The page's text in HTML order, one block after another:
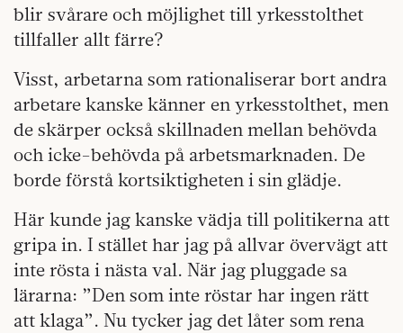
blir svårare och möjlighet till yrkesstolthet
tillfaller allt färre?
Visst, arbetarna som rationaliserar bort andra
arbetare kanske känner en yrkesstolthet, men
de skärper också skillnaden mellan behövda
och icke-behövda på arbetsmarknaden. De
borde förstå kortsiktigheten i sin glädje.
Här kunde jag kanske vädja till politikerna att
gripa in. I stället har jag på allvar övervägt att
inte rösta i nästa val. När jag pluggade sa
lärarna: ”Den som inte röstar har ingen rätt
att klaga”. Nu tycker jag det låter som rena